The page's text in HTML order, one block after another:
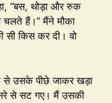
“बस, थोड़ा और रुक
हैं।” मैंने मौका
सी किस कर दी। वो
से उसके पीछे जाकर खड़ा
से सट गए। मैं उसकी